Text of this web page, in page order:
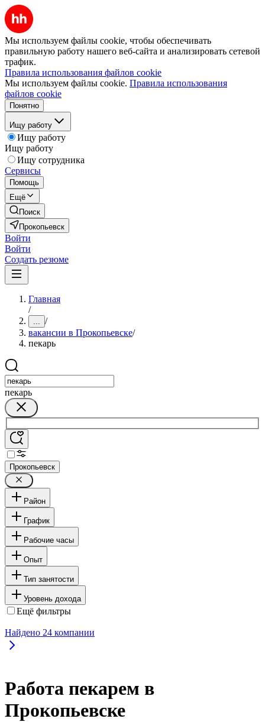
Мы используем файлы cookie, чтобы обеспечивать
правильную работу нашего веб-сайта и анализировать сетевой
трафик.
Правила использования файлов cookie
Мы используем файлы cookie. Правила использования
файлов cookie
Понятно
Ищу работу
Ищу работу
Ищу работу
Ищу сотрудника
Сервисы
Помощь
Ещё
Поиск
Прокопьевск
Войти
Войти
Создать резюме
Главная
/
... /
вакансии в Прокопьевске/
пекарь
пекарь
Прокопьевск
Район
График
Рабочие часы
Опыт
Тип занятости
Уровень дохода
Ещё фильтры
Найдено 24 компании
Работа пекарем в
Прокопьевске